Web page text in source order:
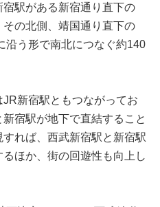
駅がある新宿通り直下の
その北側、靖国通り直下の
沿う形で南北につなぐ約140
新宿駅ともつながってお
宿駅が地下で直結すること
れば、西武新宿駅と新宿駅
ほか、街の回遊性も向上し